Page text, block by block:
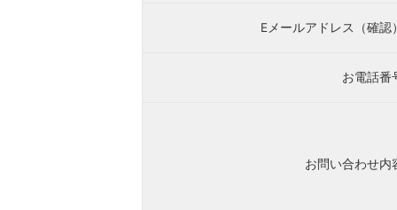
Eメールアドレス（確認）
お電話番
お問い合わせ内